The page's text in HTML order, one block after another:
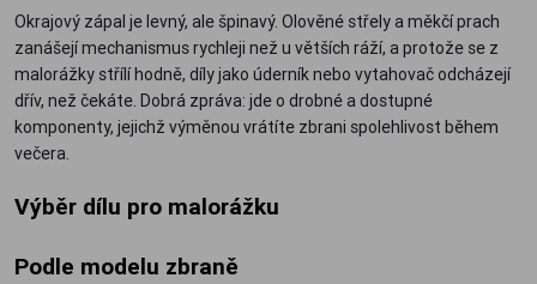
Okrajový zápal je levný, ale špinavý. Olověné střely a měkčí prach
zanášejí mechanismus rychleji než u větších ráží, a protože se z
malorážky střílí hodně, díly jako úderník nebo vytahovač odcházejí
dřív, než čekáte. Dobrá zpráva: jde o drobné a dostupné
komponenty, jejichž výměnou vrátíte zbrani spolehlivost během
večera.
Výběr dílu pro malorážku
Podle modelu zbraně